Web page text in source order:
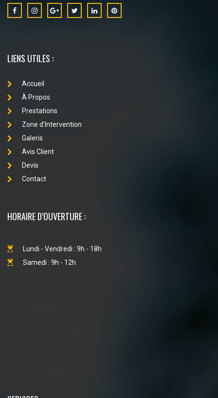
LIENS UTILES :
Accueil
À Propos
Prestations
Zone d'Intervention
Galeris
Avis Client
Devis
Contact
HORAIRE D’OUVERTURE :
Lundi - Vendredi : 9h - 18h
Samedi : 9h - 12h